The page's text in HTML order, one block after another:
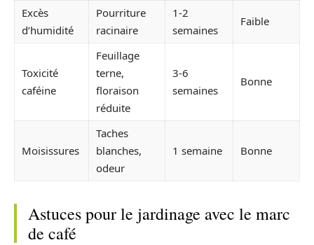
Excès
d’humidité
Pourriture
racinaire
1-2
semaines
Faible
Toxicité
caféine
Feuillage
terne,
floraison
réduite
3-6
semaines
Bonne
Moisissures
Taches
blanches,
odeur
1 semaine Bonne
Astuces pour le jardinage avec le marc
de café